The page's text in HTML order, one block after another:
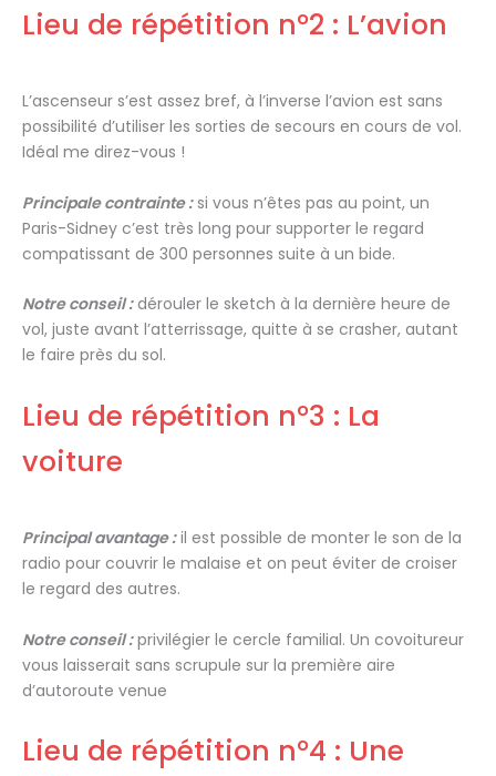
Lieu de répétition n°2 : L’avion
L’ascenseur s’est assez bref, à l’inverse l’avion est sans
possibilité d’utiliser les sorties de secours en cours de vol.
Idéal me direz-vous !
Principale contrainte :si vous n’êtes pas au point, un
Paris-Sidney c’est très long pour supporter le regard
compatissant de 300 personnes suite à un bide.
Notre conseil :dérouler le sketch à la dernière heure de
vol, juste avant l’atterrissage, quitte à se crasher, autant
le faire près du sol.
Lieu de répétition n°3 : La
voiture
Principal avantage :il est possible de monter le son de la
radio pour couvrir le malaise et on peut éviter de croiser
le regard des autres.
Notre conseil :privilégier le cercle familial. Un covoitureur
vous laisserait sans scrupule sur la première aire
d’autoroute venue
Lieu de répétition n°4 : Une